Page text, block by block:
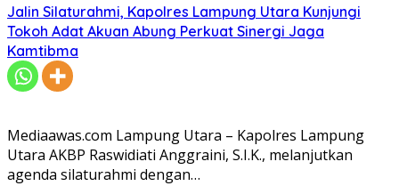
Jalin Silaturahmi, Kapolres Lampung Utara Kunjungi
Tokoh Adat Akuan Abung Perkuat Sinergi Jaga
Kamtibma
Mediaawas.com Lampung Utara – Kapolres Lampung
Utara AKBP Raswidiati Anggraini, S.I.K., melanjutkan
agenda silaturahmi dengan…